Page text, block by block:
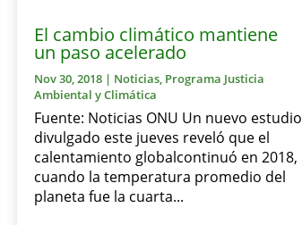
El cambio climático mantiene
un paso acelerado
Nov 30, 2018 | Noticias, Programa Justicia
Ambiental y Climática
Fuente: Noticias ONU Un nuevo estudio
divulgado este jueves reveló que el
calentamiento globalcontinuó en 2018,
cuando la temperatura promedio del
planeta fue la cuarta...